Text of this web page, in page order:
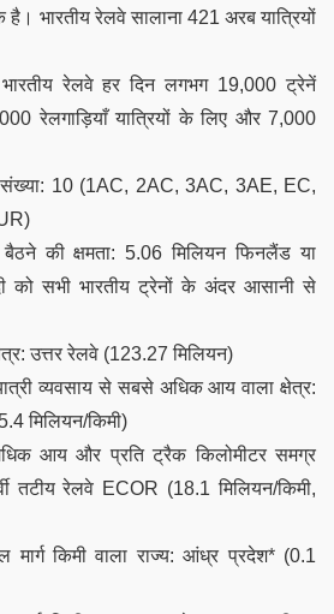
भारतीय रेलवे सालाना 421 अरब यात्रियों
रेलवे हर दिन लगभग 19,000 ट्रेनें
रेलगाड़ियाँ यात्रियों के लिए और 7,000
संख्या: 10 (1AC, 2AC, 3AC, 3AE, EC,
की क्षमता: 5.06 मिलियन फिनलैंड या
को सभी भारतीय ट्रेनों के अंदर आसानी से
उत्तर रेलवे (123.27 मिलियन)
व्यवसाय से सबसे अधिक आय वाला क्षेत्र:
मिलियन/किमी)
आय और प्रति ट्रैक किलोमीटर समग्र
तटीय रेलवे ECOR (18.1 मिलियन/किमी,
मार्ग किमी वाला राज्य: आंध्र प्रदेश* (0.1